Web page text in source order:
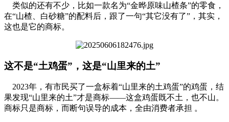
类似的还有不少，比如一款名为“金晔原味山楂条”的零食，
在“山楂、白砂糖”的配料后，跟了一句“其它没有了”，其实，
这也是它的商标。
这不是“土鸡蛋”，这是“山里来的土”
2023年，有市民买了一盒标着“山里来的土鸡蛋”的鸡蛋，结
果发现“山里来的土”才是商标——这盒鸡蛋既不土，也不山。
商标只是商标，而断句误导的成本，全由消费者承担 。